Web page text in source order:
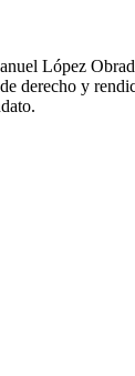
López
derecho y